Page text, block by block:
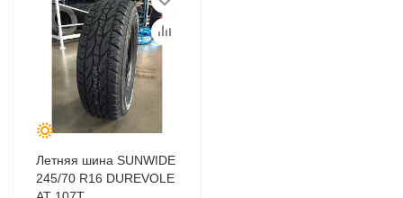
Летняя шина SUNWIDE
245/70 R16 DUREVOLE